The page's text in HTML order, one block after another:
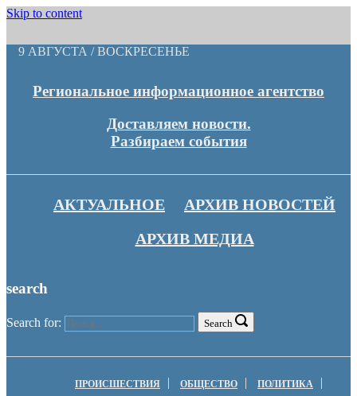
Skip to content
9 АВГУСТА / ВОСКРЕСЕНЬЕ
Региональное информационное агентство
Доставляем новости.
Разбираем события
АКТУАЛЬНОЕ
АРХИВ НОВОСТЕЙ
АРХИВ МЕДИА
search
Search for: Search
ПРОИСШЕСТВИЯ ОБЩЕСТВО ПОЛИТИКА